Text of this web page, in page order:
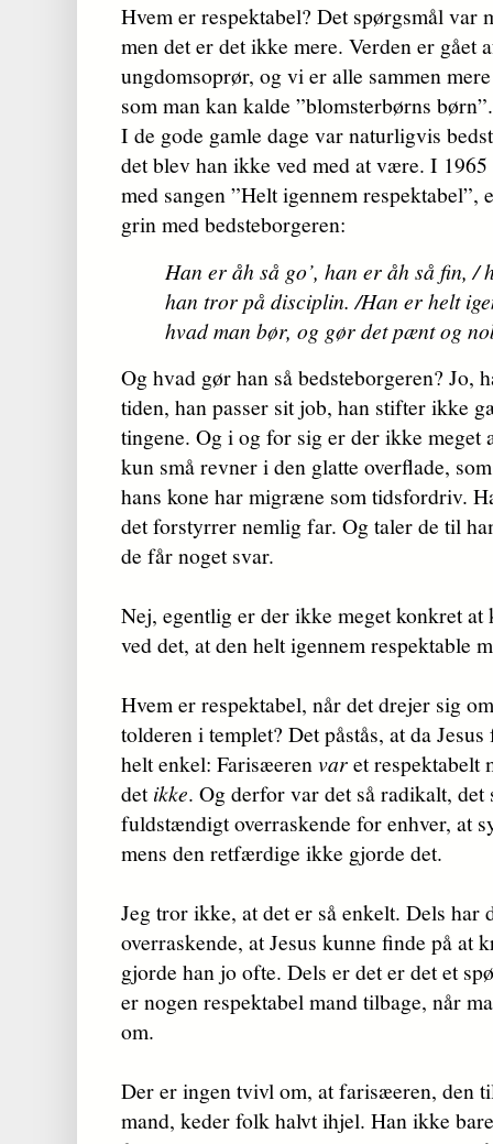
Hvem er respektabel? Det spørgsmål var
men det er det ikke mere. Verden er gået
ungdomsoprør, og vi er alle sammen
som man kan kalde ”blomsterbørns børn”.
I de gode gamle dage var naturligvis
det blev han ikke ved med at være. I
med sangen ”Helt igennem
grin med bedsteborgeren:
Han er åh så go’, han er åh så fin,
han tror på disciplin. /Han er helt
hvad man bør, og gør det pænt og
Og hvad gør han så bedsteborgeren? Jo,
tiden, han passer sit job, han stifter ikke
tingene. Og i og for sig er der ikke meget
kun små revner i den glatte overflade,
hans kone har migræne som tids­for­driv.
det forstyrrer nem­lig far. Og taler de til
de får noget svar.
Nej, egentlig er der ikke meget konkret
ved det, at den helt igennem
Hvem er respektabel, når det drejer sig
tolderen i templet? Det påstås, at da
helt enkel: Farisæ­erenvaret respektabelt
detikke. Og derfor var det så radikalt, det
fuldstændigt overraskende for enhver, at
mens den retfærdige ikke gjorde det.
Jeg tror ikke, at det er så enkelt. Dels har
overraskende, at Jesus kunne finde på at
gjorde han jo ofte. Dels er det er det et
er nogen respektabel mand tilbage, når
om.
Der er ingen tvivl om, at farisæeren, den
mand, keder folk halvt ihjel. Han ikke